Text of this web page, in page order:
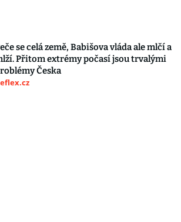
se celá země, Babišova vláda ale mlčí a
Přitom extrémy počasí jsou trvalými
Česka